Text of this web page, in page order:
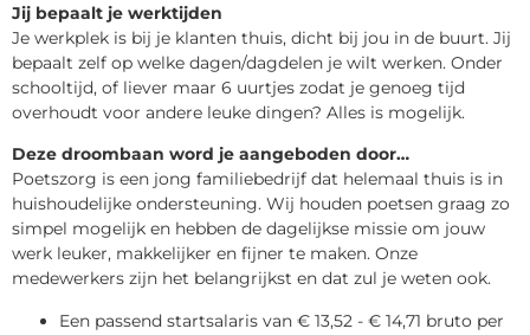
Jij bepaalt je werktijden
Je werkplek is bij je klanten thuis, dicht bij jou in de buurt. Jij
bepaalt zelf op welke dagen/dagdelen je wilt werken. Onder
schooltijd, of liever maar 6 uurtjes zodat je genoeg tijd
overhoudt voor andere leuke dingen? Alles is mogelijk.
Deze droombaan word je aangeboden door…
Poetszorg is een jong familiebedrijf dat helemaal thuis is in
huishoudelijke ondersteuning. Wij houden poetsen graag zo
simpel mogelijk en hebben de dagelijkse missie om jouw
werk leuker, makkelijker en fijner te maken. Onze
medewerkers zijn het belangrijkst en dat zul je weten ook.
Een passend startsalaris van € 13,52 - € 14,71 bruto per